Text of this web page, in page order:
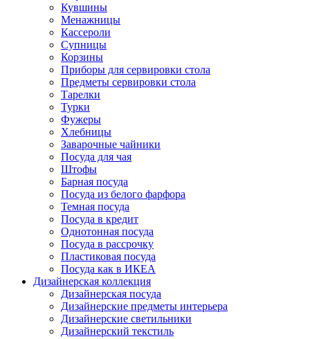
Кувшины
Менажницы
Кассероли
Супницы
Корзины
Приборы для сервировки стола
Предметы сервировки стола
Тарелки
Турки
Фужеры
Хлебницы
Заварочные чайники
Посуда для чая
Штофы
Барная посуда
Посуда из белого фарфора
Темная посуда
Посуда в кредит
Однотонная посуда
Посуда в рассрочку
Пластиковая посуда
Посуда как в ИКЕА
Дизайнерская коллекция
Дизайнерская посуда
Дизайнерские предметы интерьера
Дизайнерские светильники
Дизайнерский текстиль